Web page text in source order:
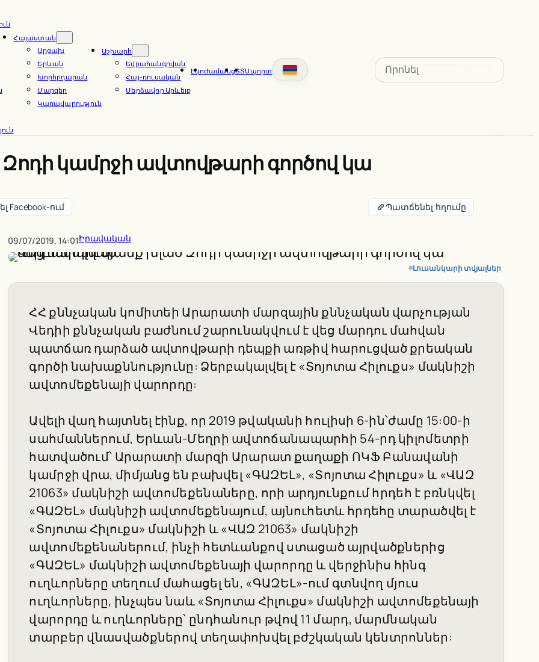
Հայաստան
Արցախ
Երևան
Խորհրդարան
Մարզեր
Կառավարություն
Աշխարհ
Եվրահանգրվան
Հայ-ռուսական
Մերձավոր Արևելք
ԷկոԺամանցՏՏՍպորտ
Search
Զոդի կամրջի ավտովթարի գործով կա
Facebook-ում Պատճենել հղումը
09/07/2019, 14:01Իրավական
Լուսանկարի տվյալներ
ՀՀ քննչական կոմիտեի Արարատի մարզային քննչական վարչության
Վեդիի քննչական բաժնում շարունակվում է վեց մարդու մահվան
պատճառ դարձած ավտովթարի դեպքի առթիվ հարուցված քրեական
գործի նախաքննությունը: Ձերբակալվել է «Տոյոտա Հիլուքս» մակնիշի
ավտոմեքենայի վարորդը:
Ավելի վաղ հայտնել էինք, որ 2019 թվականի հուլիսի 6-ին՝ժամը 15:00-ի
սահմաններում, Երևան-Մեղրի ավտոճանապարհի 54-րդ կիլոմետրի
հատվածում՝ Արարատի մարզի Արարատ քաղաքի ՈԿՖ Բանավանի
կամրջի վրա, միմյանց են բախվել «ԳԱԶԵԼ», «Տոյոտա Հիլուքս» և «ՎԱԶ
21063» մակնիշի ավտոմեքենաները, որի արդյունքում հրդեհ է բռնկվել
«ԳԱԶԵԼ» մակնիշի ավտոմեքենայում, այնուհետև հրդեհը տարածվել է
«Տոյոտա Հիլուքս» մակնիշի և «ՎԱԶ 21063» մակնիշի
ավտոմեքենաներում, ինչի հետևանքով ստացած այրվածքներից
«ԳԱԶԵԼ» մակնիշի ավտոմեքենայի վարորդը և վերջինիս հինգ
ուղևորները տեղում մահացել են, «ԳԱԶԵԼ»-ում գտնվող մյուս
ուղևորները, ինչպես նաև «Տոյոտա Հիլուքս» մակնիշի ավտոմեքենայի
վարորդը և ուղևորները՝ ընդհանուր թվով 11 մարդ, մարմնական
տարբեր վնասվածքներով տեղափոխվել բժշկական կենտրոններ: